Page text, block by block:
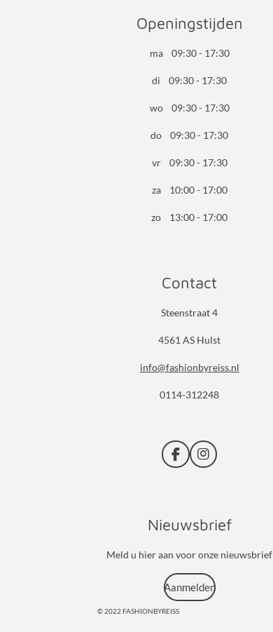
Openingstijden
ma 09:30 - 17:30
di 09:30 - 17:30
wo 09:30 - 17:30
do 09:30 - 17:30
vr 09:30 - 17:30
za 10:00 - 17:00
zo 13:00 - 17:00
Contact
Steenstraat 4
4561 AS Hulst
info@fashionbyreiss.nl
0114-312248
F
a
o
o
I
n
g
r
m
Nieuwsbrief
Meld u hier aan voor onze nieuwsbrief
Aanmelden
© 2022 FASHIONBYREISS